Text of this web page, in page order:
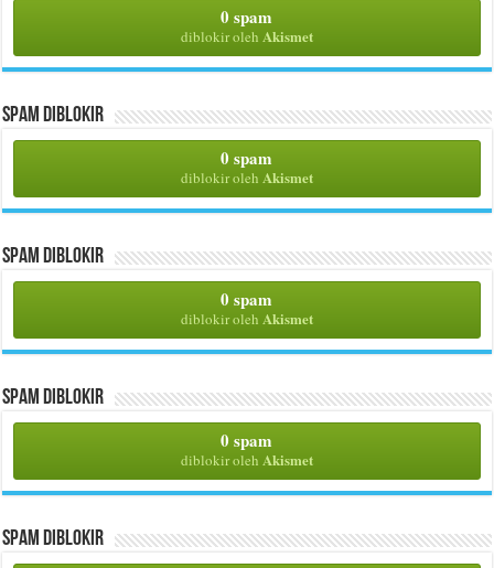
0 spam
diblokir oleh Akismet
Spam Diblokir
0 spam
diblokir oleh Akismet
Spam Diblokir
0 spam
diblokir oleh Akismet
Spam Diblokir
0 spam
diblokir oleh Akismet
Spam Diblokir